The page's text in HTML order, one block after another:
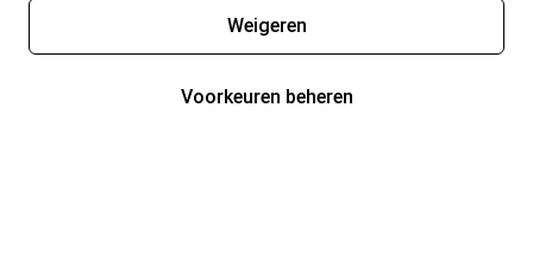
Weigeren
Voorkeuren beheren